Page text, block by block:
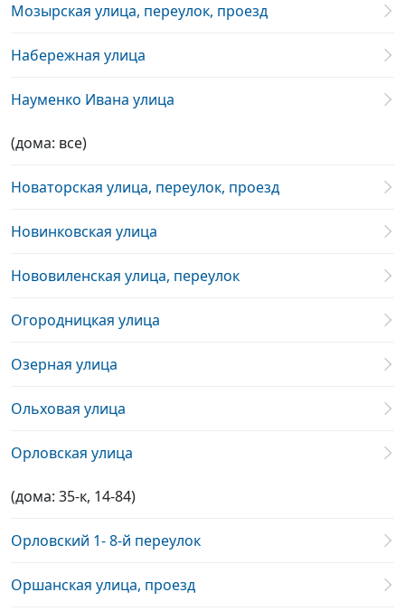
Мозырская улица, переулок, проезд
Набережная улица
Науменко Ивана улица
(дома: все)
Новаторская улица, переулок, проезд
Новинковская улица
Нововиленская улица, переулок
Огородницкая улица
Озерная улица
Ольховая улица
Орловская улица
(дома: 35-к, 14-84)
Орловский 1- 8-й переулок
Оршанская улица, проезд